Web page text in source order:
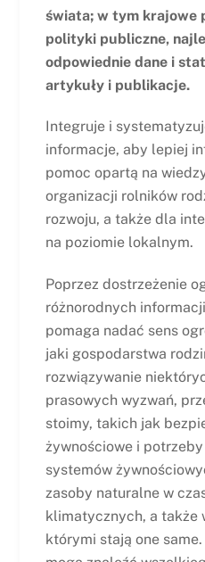
świata; w tym krajowe
polityki publiczne,
odpowiednie dane i
artykuły i publikacje.
Integruje i
informacje, aby lepiej
pomoc opartą na
organizacji rolników
rozwoju, a także dla
na poziomie lokalnym.
Poprzez dostrzeżenie
różnorodnych
pomaga nadać sens
jaki gospodarstwa
rozwiązywanie
prasowych wyzwań,
stoimy, takich jak
żywnościowe i
systemów
zasoby naturalne w
klimatycznych, a także
którymi stają one